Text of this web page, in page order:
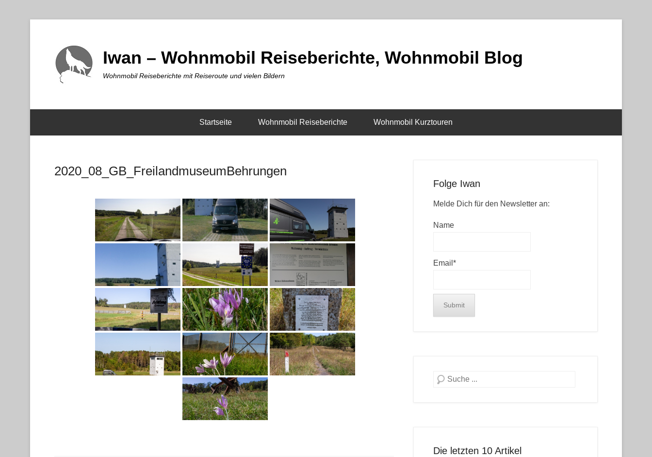
Iwan – Wohnmobil Reiseberichte, Wohnmobil Blog
Wohnmobil Reiseberichte mit Reiseroute und vielen Bildern
Startseite Wohnmobil Reiseberichte Wohnmobil Kurztouren
2020_08_GB_FreilandmuseumBehrungen
Folge Iwan
Melde Dich für den Newsletter an:
Name
Email*
Search
Die letzten 10 Artikel